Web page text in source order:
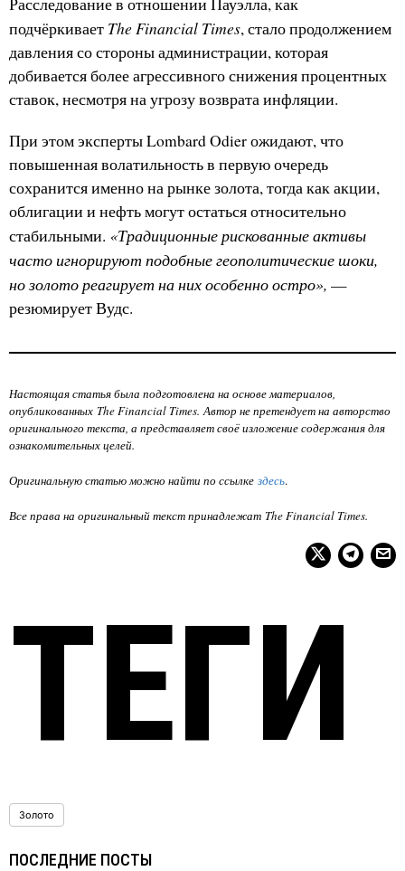
Расследование в отношении Пауэлла, как
подчёркивает The Financial Times, стало продолжением
давления со стороны администрации, которая
добивается более агрессивного снижения процентных
ставок, несмотря на угрозу возврата инфляции.
При этом эксперты Lombard Odier ожидают, что
повышенная волатильность в первую очередь
сохранится именно на рынке золота, тогда как акции,
облигации и нефть могут остаться относительно
стабильными. «Традиционные рискованные активы
часто игнорируют подобные геополитические шоки,
но золото реагирует на них особенно остро», —
резюмирует Вудс.
Настоящая статья была подготовлена на основе материалов,
опубликованных The Financial Times. Автор не претендует на авторство
оригинального текста, а представляет своё изложение содержания для
ознакомительных целей.
Оригинальную статью можно найти по ссылке здесь.
Все права на оригинальный текст принадлежат The Financial Times.
ТЕГИ
Золото
ПОСЛЕДНИЕ ПОСТЫ